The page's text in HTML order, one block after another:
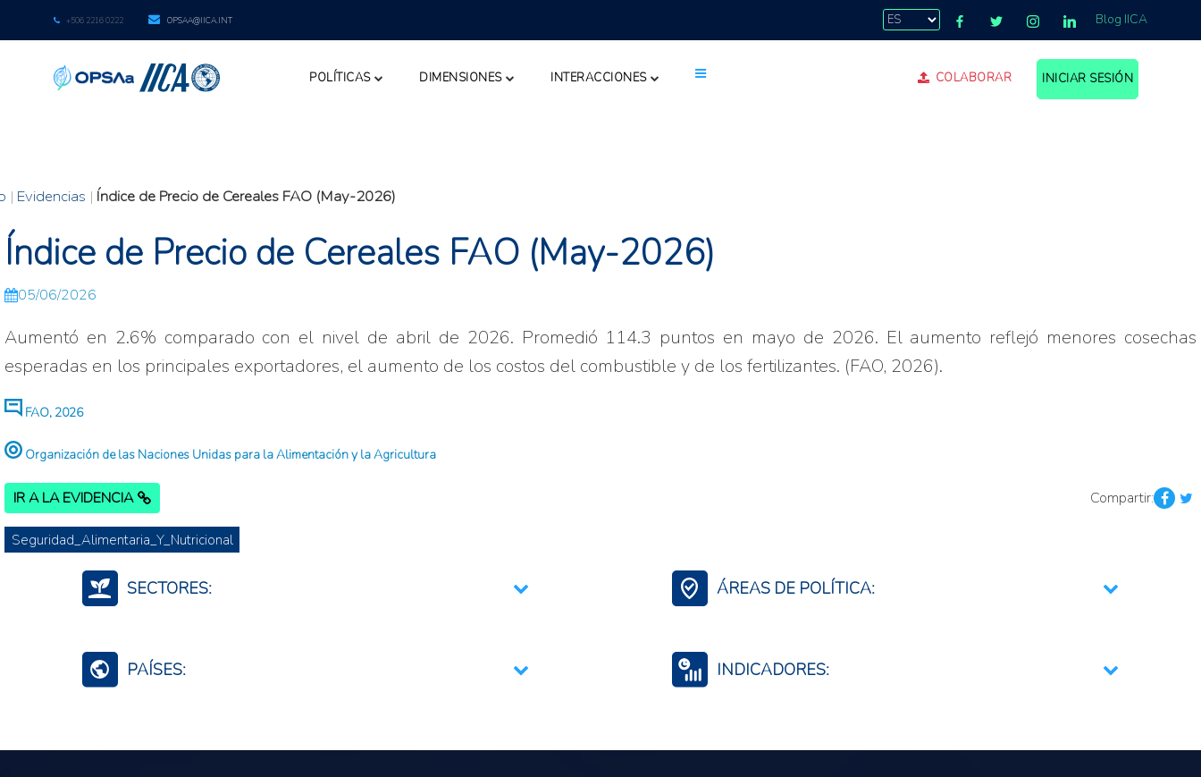
+506 2216 0222 OPSAA@IICA.INT Blog IICA
POLÍTICAS DIMENSIONES INTERACCIONES COLABORAR INICIAR SESIÓN
| Evidencias | Índice de Precio de Cereales FAO (May-2026)
Índice de Precio de Cereales FAO (May-2026)
05/06/2026
Aumentó en 2.6% comparado con el nivel de abril de 2026. Promedió 114.3 puntos en mayo de 2026. El aumento reflejó menores cosechas
esperadas en los principales exportadores, el aumento de los costos del combustible y de los fertilizantes. (FAO, 2026).
FAO, 2026
Organización de las Naciones Unidas para la Alimentación y la Agricultura
IR A LA EVIDENCIA Compartir:
Seguridad_Alimentaria_Y_Nutricional
SECTORES:
Fertilizantes (Cadena)
ÁREAS DE POLÍTICA:
PAÍSES: INDICADORES: